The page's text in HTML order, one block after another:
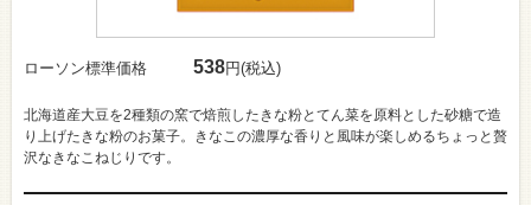
ローソン標準価格 538円(税込)
北海道産大豆を2種類の窯で焙煎したきな粉とてん菜を原料とした砂糖で造
り上げたきな粉のお菓子。きなこの濃厚な香りと風味が楽しめるちょっと贅
沢なきなこねじりです。